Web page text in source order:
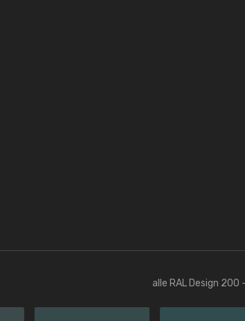
alle RAL Design 200